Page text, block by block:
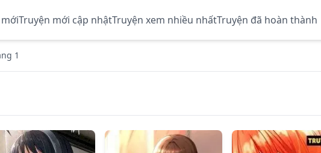
Truyện mới cập nhậtTruyện xem nhiều nhấtTruyện đã hoàn thành
1